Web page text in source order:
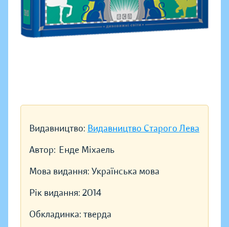
Видавництво: Видавництво Старого Лева
Автор: Енде Міхаель
Мова видання: Українська мова
Рік видання: 2014
Обкладинка: тверда